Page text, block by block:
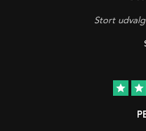
Stort
star star